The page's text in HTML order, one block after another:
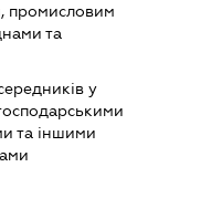
промисловим
та
у
та іншими